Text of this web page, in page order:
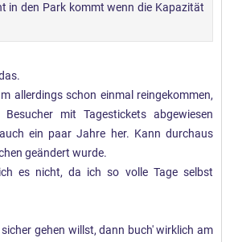
in den Park kommt wenn die Kapazität
allerdings schon einmal reingekommen,
mit Tagestickets abgewiesen
ein paar Jahre her. Kann durchaus
geändert wurde.
es nicht, da ich so volle Tage selbst
gehen willst, dann buch' wirklich am